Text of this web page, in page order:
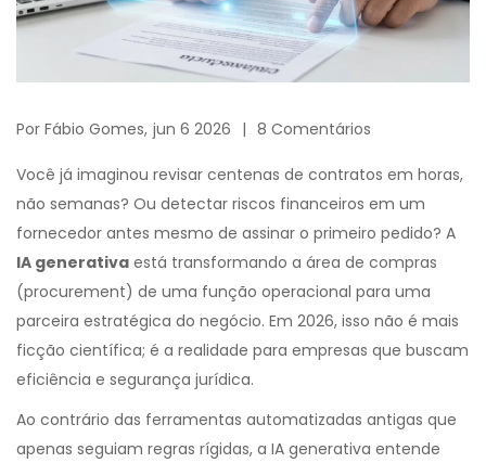
Por Fábio Gomes, jun 6 2026 8 Comentários
Você já imaginou revisar centenas de contratos em horas,
não semanas? Ou detectar riscos financeiros em um
fornecedor antes mesmo de assinar o primeiro pedido? A
IA generativa está transformando a área de compras
(procurement) de uma função operacional para uma
parceira estratégica do negócio. Em 2026, isso não é mais
ficção científica; é a realidade para empresas que buscam
eficiência e segurança jurídica.
Ao contrário das ferramentas automatizadas antigas que
apenas seguiam regras rígidas, a IA generativa entende